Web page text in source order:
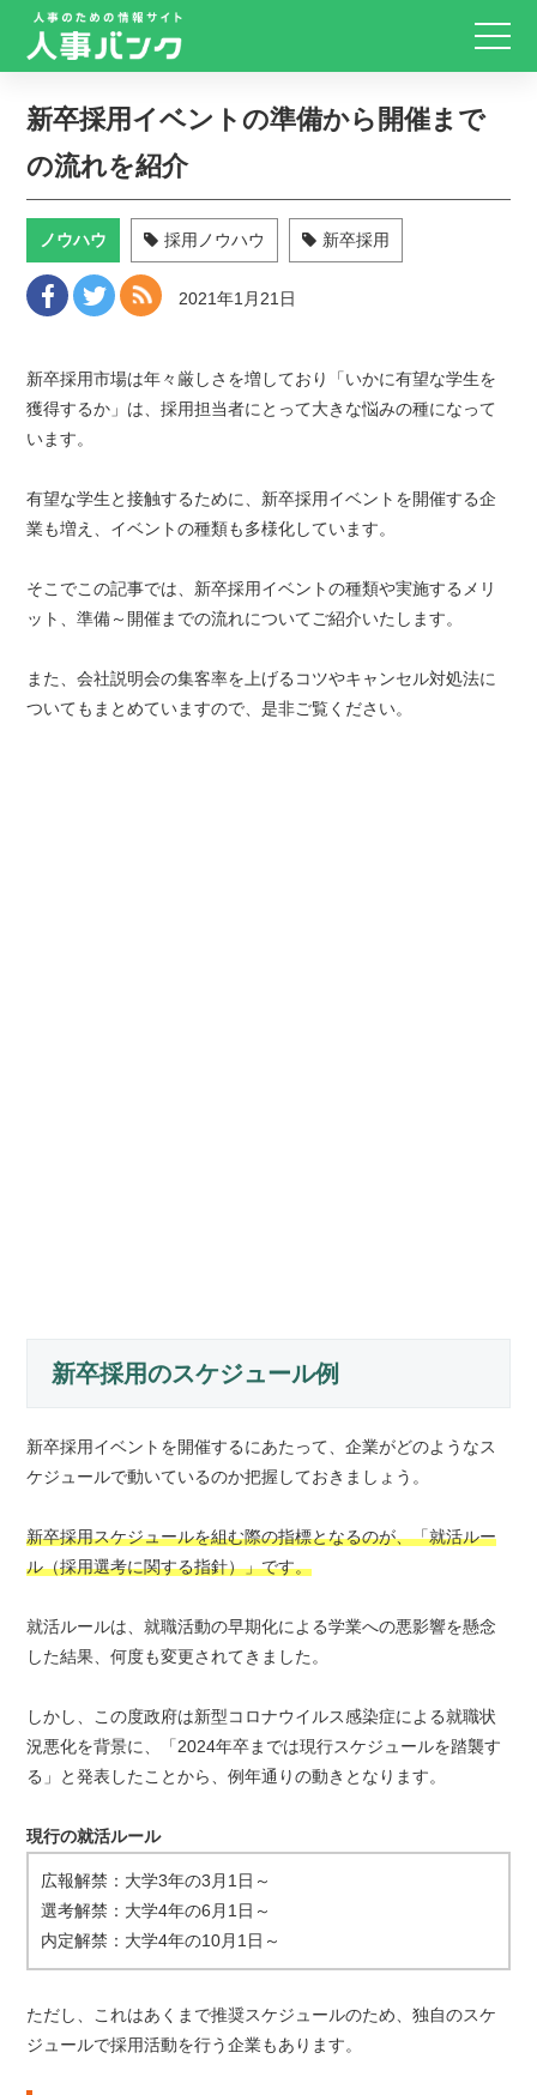
新卒採用イベントの準備から開催まで
の流れを紹介
ノウハウ 採用ノウハウ 新卒採用
2021年1月21日
新卒採用市場は年々厳しさを増しており「いかに有望な学生を
獲得するか」は、採用担当者にとって大きな悩みの種になって
います。
有望な学生と接触するために、新卒採用イベントを開催する企
業も増え、イベントの種類も多様化しています。
そこでこの記事では、新卒採用イベントの種類や実施するメリ
ット、準備～開催までの流れについてご紹介いたします。
また、会社説明会の集客率を上げるコツやキャンセル対処法に
ついてもまとめていますので、是非ご覧ください。
新卒採用のスケジュール例
新卒採用イベントを開催するにあたって、企業がどのようなス
ケジュールで動いているのか把握しておきましょう。
新卒採用スケジュールを組む際の指標となるのが、「就活ルー
ル（採用選考に関する指針）」です。
就活ルールは、就職活動の早期化による学業への悪影響を懸念
した結果、何度も変更されてきました。
しかし、この度政府は新型コロナウイルス感染症による就職状
況悪化を背景に、「2024年卒までは現行スケジュールを踏襲す
る」と発表したことから、例年通りの動きとなります。
現行の就活ルール
広報解禁：大学3年の3月1日～
選考解禁：大学4年の6月1日～
内定解禁：大学4年の10月1日～
ただし、これはあくまで推奨スケジュールのため、独自のスケ
ジュールで採用活動を行う企業もあります。